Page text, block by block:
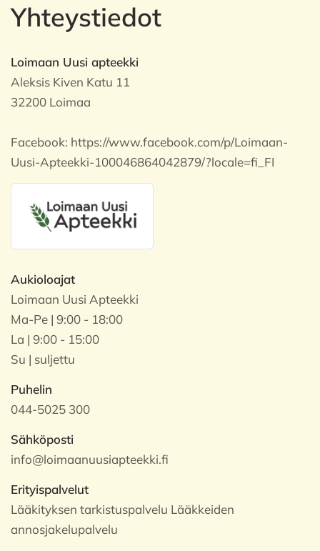
Yhteystiedot
Loimaan Uusi apteekki
Aleksis Kiven Katu 11
32200 Loimaa
Facebook: https://www.facebook.com/p/Loimaan-
Uusi-Apteekki-100046864042879/?locale=fi_FI
Aukioloajat
Loimaan Uusi Apteekki
Ma-Pe | 9:00 - 18:00
La | 9:00 - 15:00
Su | suljettu
Puhelin
044-5025 300
Sähköposti
info@loimaanuusiapteekki.fi
Erityispalvelut
Lääkityksen tarkistuspalvelu Lääkkeiden
annosjakelupalvelu